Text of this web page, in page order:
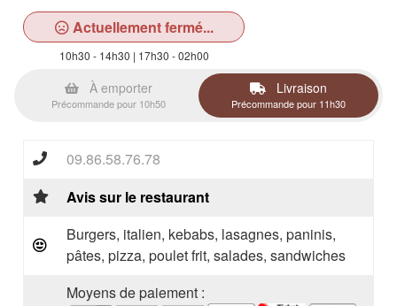
Actuellement fermé...
10h30 - 14h30 | 17h30 - 02h00
À emporter
Précommande pour 10h50
Livraison
Précommande pour 11h30
09.86.58.76.78
Avis sur le restaurant
Burgers, italien, kebabs, lasagnes, paninis,
pâtes, pizza, poulet frit, salades, sandwiches
Moyens de paiement :